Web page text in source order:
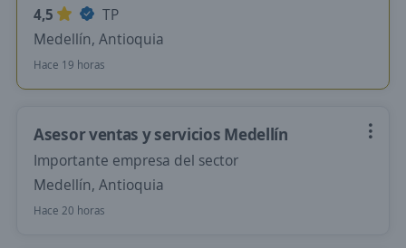
4,5
TP
Medellín, Antioquia
Hace 19 horas
Asesor ventas y servicios Medellín
Importante empresa del sector
Medellín, Antioquia
Hace 20 horas